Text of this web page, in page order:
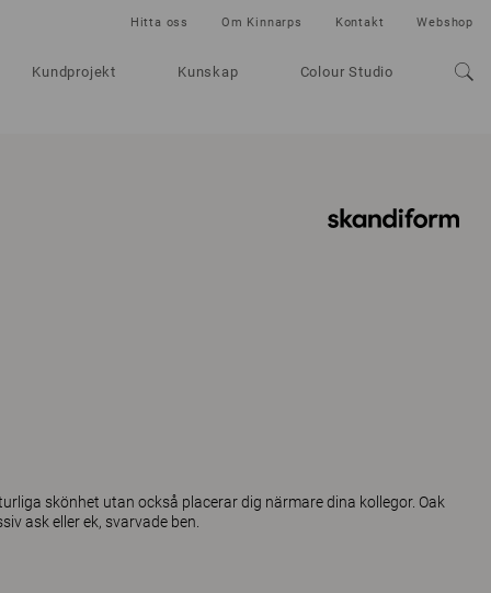
Kundprojekt Kunskap Colour Studio
Hitta oss Om Kinnarps Kontakt Webshop
skönhet utan också placerar dig närmare dina kollegor. Oak
ask eller ek, svarvade ben.